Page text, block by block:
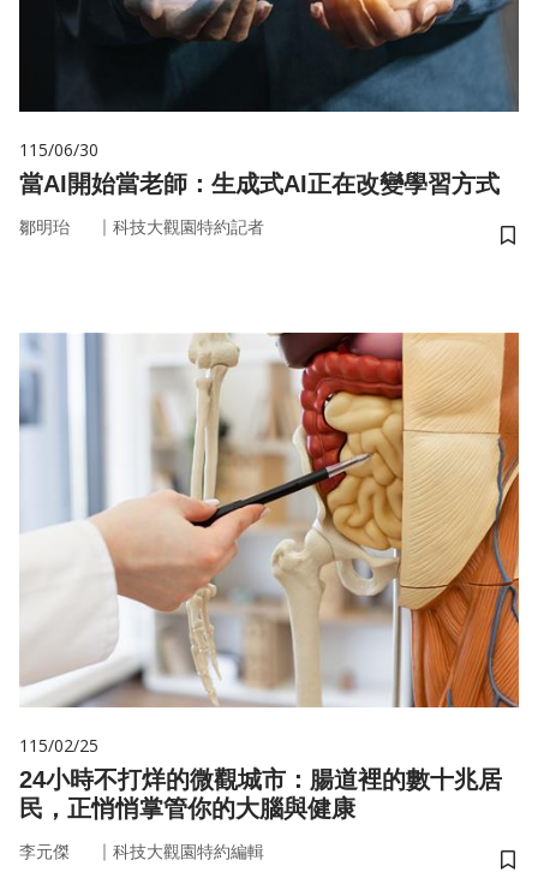
115/06/30
當AI開始當老師：生成式AI正在改變學習方式
鄒明珆 ｜ 科技大觀園特約記者
儲
115/02/25
24小時不打烊的微觀城市：腸道裡的數十兆居
民，正悄悄掌管你的大腦與健康
李元傑 ｜ 科技大觀園特約編輯
儲